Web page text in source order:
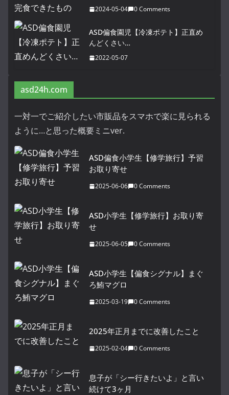
2024-05-04 0 Comments
ASD偏食園児【冷凍ポテト】正直め
んどくさい…
2022-05-07
asd24h.com
一対一でご紹介したい市販品をスマホで楽に見られる
ように…と思った概要ミニver.
ASD偏食小学生【修学旅行】予習
お取り寄せ
2025-06-06 0 Comments
ASD小学生【修学旅行】お取り寄
せ
2025-06-05 0 Comments
ASD小学生【偏食シグナル】まぐ
ろ鮪マグロ
2025-03-19 0 Comments
2025年正月までに改善したこと
2025-02-04 0 Comments
息子が「シー行きたいよ」と言い
続けて3ヶ月